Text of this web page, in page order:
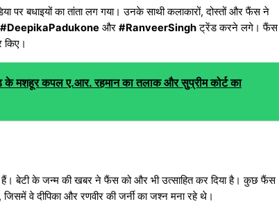
पर बधाइयों का तांता लग गया। उनके साथी कलाकारों, दोस्तों और फैंस ने
#DeepikaPadukone और #RanveerSinghट्रेंड करने लगे। फैंस
किए।
मशहूर कपल ए.आर. रहमान का तलाक और सुप्रीम कोर्ट का
हैं। बेटी के जन्म की खबर ने फैंस को और भी उत्साहित कर दिया है। कुछ फैंस
वे दीपिका और रणवीर की जर्नी का जश्न मना रहे थे।